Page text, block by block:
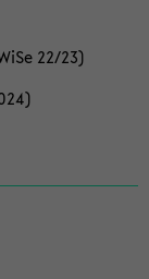
22/23)